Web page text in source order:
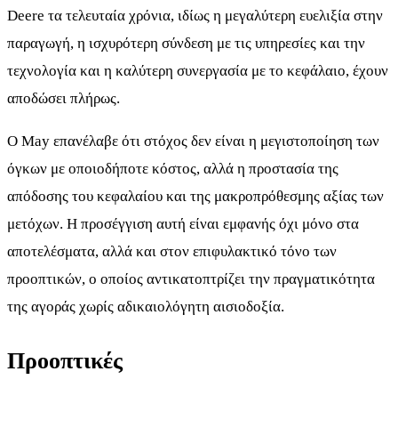
Deere τα τελευταία χρόνια, ιδίως η μεγαλύτερη ευελιξία στην
παραγωγή, η ισχυρότερη σύνδεση με τις υπηρεσίες και την
τεχνολογία και η καλύτερη συνεργασία με το κεφάλαιο, έχουν
αποδώσει πλήρως.
Ο May επανέλαβε ότι στόχος δεν είναι η μεγιστοποίηση των
όγκων με οποιοδήποτε κόστος, αλλά η προστασία της
απόδοσης του κεφαλαίου και της μακροπρόθεσμης αξίας των
μετόχων. Η προσέγγιση αυτή είναι εμφανής όχι μόνο στα
αποτελέσματα, αλλά και στον επιφυλακτικό τόνο των
προοπτικών, ο οποίος αντικατοπτρίζει την πραγματικότητα
της αγοράς χωρίς αδικαιολόγητη αισιοδοξία.
Προοπτικές